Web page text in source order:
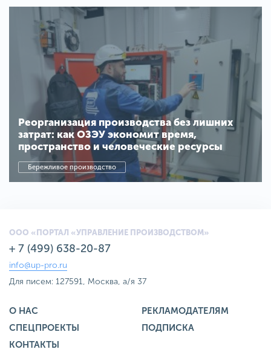
Реорганизация производства без лишних
затрат: как ОЗЭУ экономит время,
пространство и человеческие ресурсы
Бережливое производство
ООО «ПОРТАЛ «УПРАВЛЕНИЕ ПРОИЗВОДСТВОМ»
+ 7 (499) 638-20-87
info@up-pro.ru
Для писем: 127591, Москва, а/я 37
О НАС
РЕКЛАМОДАТЕЛЯМ
СПЕЦПРОЕКТЫ
ПОДПИСКА
КОНТАКТЫ